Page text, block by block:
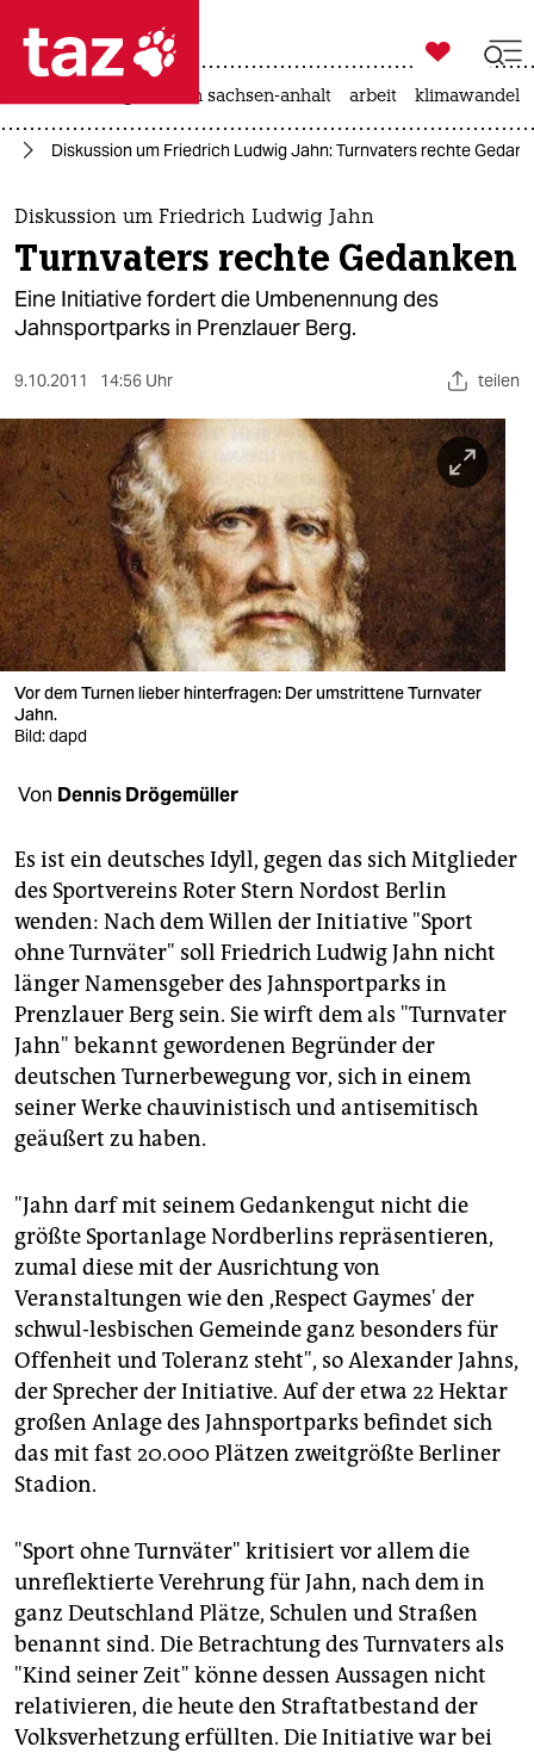
 taz zahl ich
taz zahl ich
themen
politik
öko
gesellschaft
kultur
sport
berlin
nord
wahrheit
verlag
verlag
veranstaltungen
fragen & hilfe
unterstützen
abo
genossenschaft
epaper login

taz zahl ich
landtagswahl in sachsen-anhalt arbeit klimawandel
Diskussion um Friedrich Ludwig Jahn: Turnvaters rechte
Diskussion um Friedrich Ludwig Jahn
Turnvaters rechte Gedanken
Eine Initiative fordert die Umbenennung des
Jahnsportparks in Prenzlauer Berg.
9.10.2011 14:56 Uhr teilen
Vor dem Turnen lieber hinterfragen: Der umstrittene Turnvater
Jahn.
Bild: dapd
Von Dennis Drögemüller
Es ist ein deutsches Idyll, gegen das sich Mitglieder
des Sportvereins Roter Stern Nordost Berlin
wenden: Nach dem Willen der Initiative "Sport
ohne Turnväter" soll Friedrich Ludwig Jahn nicht
länger Namensgeber des Jahnsportparks in
Prenzlauer Berg sein. Sie wirft dem als "Turnvater
Jahn" bekannt gewordenen Begründer der
deutschen Turnerbewegung vor, sich in einem
seiner Werke chauvinistisch und antisemitisch
geäußert zu haben.
"Jahn darf mit seinem Gedankengut nicht die
größte Sportanlage Nordberlins repräsentieren,
zumal diese mit der Ausrichtung von
Veranstaltungen wie den ,Respect Gaymes' der
schwul-lesbischen Gemeinde ganz besonders für
Offenheit und Toleranz steht", so Alexander Jahns,
der Sprecher der Initiative. Auf der etwa 22 Hektar
großen Anlage des Jahnsportparks befindet sich
das mit fast 20.000 Plätzen zweitgrößte Berliner
Stadion.
"Sport ohne Turnväter" kritisiert vor allem die
unreflektierte Verehrung für Jahn, nach dem in
ganz Deutschland Plätze, Schulen und Straßen
benannt sind. Die Betrachtung des Turnvaters als
"Kind seiner Zeit" könne dessen Aussagen nicht
relativieren, die heute den Straftatbestand der
Volksverhetzung erfüllten. Die Initiative war bei